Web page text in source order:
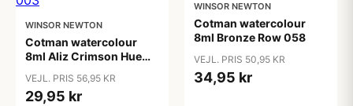
WINSOR NEWTON
Cotman watercolour
8ml Aliz Crimson Hue
VEJL. PRIS 56,95 KR
29,95 kr
WINSOR NEWTON
Cotman watercolour
8ml Bronze Row 058
VEJL. PRIS 50,95 KR
34,95 kr